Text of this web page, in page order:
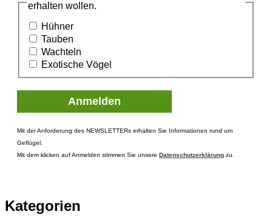
erhalten wollen.
Hühner
Tauben
Wachteln
Exotische Vögel
Mit der Anforderung des NEWSLETTERs erhalten Sie Informationen rund um
Geflügel.
Mit dem klicken auf Anmelden stimmen Sie unsere Datenschutzerklärung zu.
Kategorien